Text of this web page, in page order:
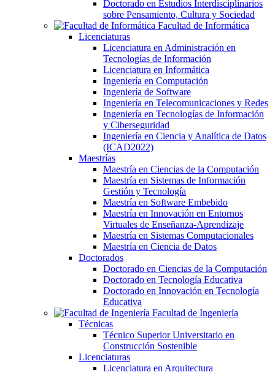
Doctorado en Estudios Interdisciplinarios
sobre Pensamiento, Cultura y Sociedad
Facultad de Informática
Licenciaturas
Licenciatura en Administración en
Tecnologías de Información
Licenciatura en Informática
Ingeniería en Computación
Ingeniería de Software
Ingeniería en Telecomunicaciones y Redes
Ingeniería en Tecnologías de Información
y Ciberseguridad
Ingeniería en Ciencia y Analítica de Datos
(ICAD2022)
Maestrías
Maestría en Ciencias de la Computación
Maestría en Sistemas de Información
Gestión y Tecnología
Maestría en Software Embebido
Maestría en Innovación en Entornos
Virtuales de Enseñanza-Aprendizaje
Maestría en Sistemas Computacionales
Maestría en Ciencia de Datos
Doctorados
Doctorado en Ciencias de la Computación
Doctorado en Tecnología Educativa
Doctorado en Innovación en Tecnología
Educativa
Facultad de Ingeniería
Técnicas
Técnico Superior Universitario en
Construcción Sostenible
Licenciaturas
Licenciatura en Arquitectura